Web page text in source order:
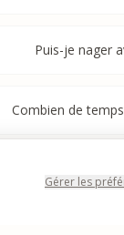
Puis-je nager
Combien de
Gérer les